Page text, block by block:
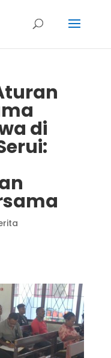
di